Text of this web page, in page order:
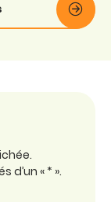
« * ».